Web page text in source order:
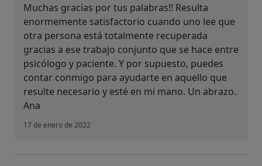
Muchas gracias por tus palabras!! Resulta
enormemente satisfactorio cuando uno lee que
otra persona está totalmente recuperada
gracias a ese trabajo conjunto que se hace entre
psicólogo y paciente. Y por supuesto, puedes
contar conmigo para ayudarte en aquello que
resulte necesario y esté en mi mano. Un abrazo.
Ana
17 de enero de 2022